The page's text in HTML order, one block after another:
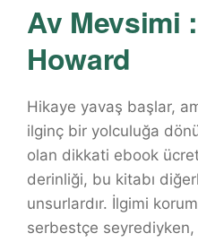
Av Mevsimi
Howard
Hikaye yavaş başlar,
ilginç bir yolculuğa
olan dikkati ebook
derinliği, bu kitabı
unsurlardır. İlgimi
serbestçe